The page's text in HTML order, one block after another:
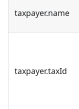
taxpayer.name
taxpayer.taxId